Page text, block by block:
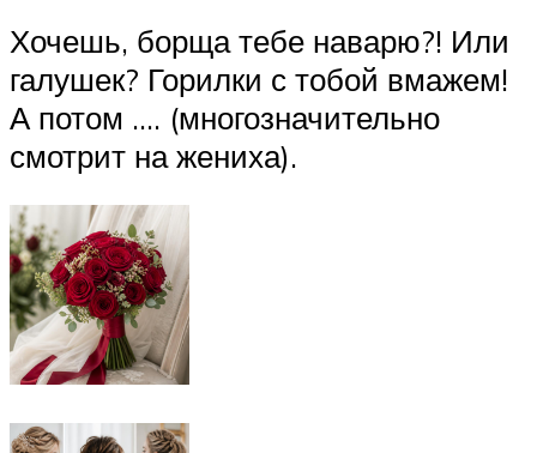
Хочешь, борща тебе наварю?! Или
галушек? Горилки с тобой вмажем!
А потом …. (многозначительно
смотрит на жениха).